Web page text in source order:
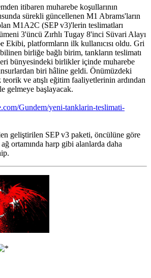
itibaren muharebe koşullarının
sürekli güncellenen M1 Abrams'ların
M1A2C (SEP v3)'lerin teslimatları
3'üncü Zırhlı Tugay 8'inci Süvari Alayı
Ekibi, platformların ilk kullanıcısı oldu. Gri
birliğe bağlı birim, tankların teslimatı
bünyesindeki birlikler içinde muharebe
biri hâline geldi. Önümüzdeki
ve atışlı eğitim faaliyetlerinin ardından
gelmeye başlayacak.
Gundem/yeni-tanklarin-teslimati-
geliştirilen SEP v3 paketi, öncülüne göre
ortamında harp gibi alanlarda daha